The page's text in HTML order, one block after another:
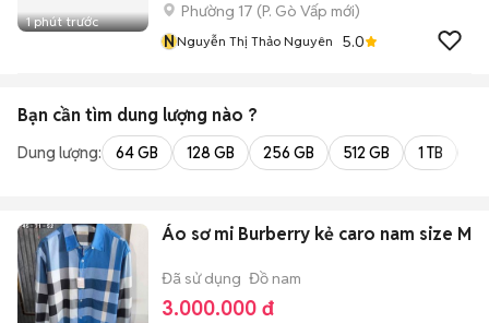
1 phút trước
Phường 17 (P. Gò Vấp mới)
NNguyễn Thị Thảo Nguyên 5.0
Bạn cần tìm dung lượng nào ?
Dung lượng: 64 GB 128 GB 256 GB 512 GB 1 TB
Áo sơ mi Burberry kẻ caro nam size M
Đã sử dụng Đồ nam
3.000.000 đ